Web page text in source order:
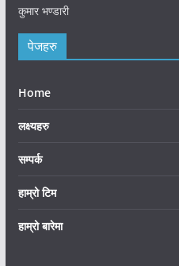
कुमार भण्डारी
पेजहरु
Home
लक्ष्यहरु
सम्पर्क
हाम्रो टिम
हाम्रो बारेमा